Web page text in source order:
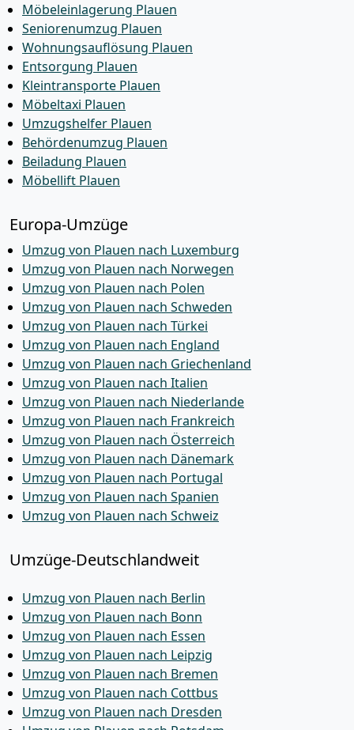
Möbeleinlagerung Plauen
Seniorenumzug Plauen
Wohnungsauflösung Plauen
Entsorgung Plauen
Kleintransporte Plauen
Möbeltaxi Plauen
Umzugshelfer Plauen
Behördenumzug Plauen
Beiladung Plauen
Möbellift Plauen
Europa-Umzüge
Umzug von Plauen nach Luxemburg
Umzug von Plauen nach Norwegen
Umzug von Plauen nach Polen
Umzug von Plauen nach Schweden
Umzug von Plauen nach Türkei
Umzug von Plauen nach England
Umzug von Plauen nach Griechenland
Umzug von Plauen nach Italien
Umzug von Plauen nach Niederlande
Umzug von Plauen nach Frankreich
Umzug von Plauen nach Österreich
Umzug von Plauen nach Dänemark
Umzug von Plauen nach Portugal
Umzug von Plauen nach Spanien
Umzug von Plauen nach Schweiz
Umzüge-Deutschlandweit
Umzug von Plauen nach Berlin
Umzug von Plauen nach Bonn
Umzug von Plauen nach Essen
Umzug von Plauen nach Leipzig
Umzug von Plauen nach Bremen
Umzug von Plauen nach Cottbus
Umzug von Plauen nach Dresden